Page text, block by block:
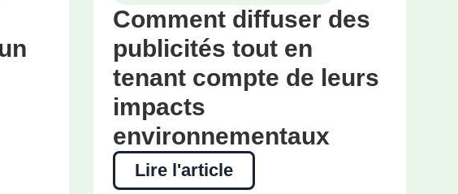
Comment diffuser des
publicités tout en
tenant compte de leurs
impacts
environnementaux
Lire l'article